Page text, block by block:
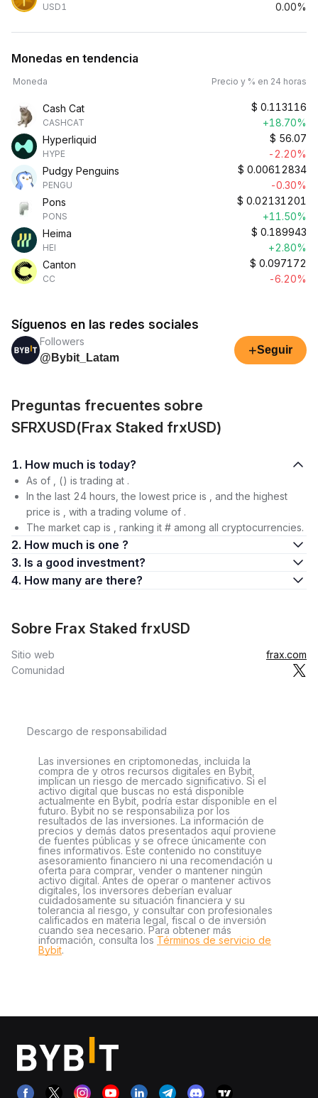
USD1
0.00%
Monedas en tendencia
Moneda Precio y % en 24 horas
Cash Cat
CASHCAT
$ 0.113116
+18.70%
Hyperliquid
HYPE
$ 56.07
-2.20%
Pudgy Penguins
PENGU
$ 0.00612834
-0.30%
Pons
PONS
$ 0.02131201
+11.50%
Heima
HEI
$ 0.189943
+2.80%
Canton
CC
$ 0.097172
-6.20%
Síguenos en las redes sociales
Followers
@Bybit_Latam
+Seguir
Preguntas frecuentes sobre
SFRXUSD(Frax Staked frxUSD)
1. How much is today?
As of , () is trading at .
In the last 24 hours, the lowest price is , and the highest
price is , with a trading volume of .
The market cap is , ranking it # among all cryptocurrencies.
2. How much is one ?
3. Is a good investment?
4. How many are there?
Sobre Frax Staked frxUSD
Sitio web
frax.com
Comunidad
Descargo de responsabilidad
Las inversiones en criptomonedas, incluida la
compra de y otros recursos digitales en Bybit,
implican un riesgo de mercado significativo. Si el
activo digital que buscas no está disponible
actualmente en Bybit, podría estar disponible en el
futuro. Bybit no se responsabiliza por los
resultados de las inversiones. La información de
precios y demás datos presentados aquí proviene
de fuentes públicas y se ofrece únicamente con
fines informativos. Este contenido no constituye
asesoramiento financiero ni una recomendación u
oferta para comprar, vender o mantener ningún
activo digital. Antes de operar o mantener activos
digitales, los inversores deberían evaluar
cuidadosamente su situación financiera y su
tolerancia al riesgo, y consultar con profesionales
calificados en materia legal, fiscal o de inversión
cuando sea necesario. Para obtener más
información, consulta los Términos de servicio de
Bybit.